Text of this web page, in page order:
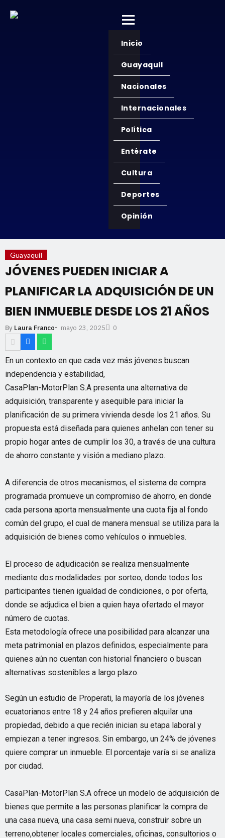
Inicio
Guayaquil
Nacionales
Internacionales
Política
Entérate
Cultura
Deportes
Opinión
Guayaquil
JÓVENES PUEDEN INICIAR A
PLANIFICAR LA ADQUISICIÓN DE UN
BIEN INMUEBLE DESDE LOS 21 AÑOS
By Laura Franco- mayo 23, 2025 0
En un contexto en que cada vez más jóvenes buscan
independencia y estabilidad,
CasaPlan-MotorPlan S.A presenta una alternativa de
adquisición, transparente y asequible para iniciar la
planificación de su primera vivienda desde los 21 años. Su
propuesta está diseñada para quienes anhelan con tener su
propio hogar antes de cumplir los 30, a través de una cultura
de ahorro constante y visión a mediano plazo.
A diferencia de otros mecanismos, el sistema de compra
programada promueve un compromiso de ahorro, en donde
cada persona aporta mensualmente una cuota fija al fondo
común del grupo, el cual de manera mensual se utiliza para la
adquisición de bienes como vehículos o inmuebles.
El proceso de adjudicación se realiza mensualmente
mediante dos modalidades: por sorteo, donde todos los
participantes tienen igualdad de condiciones, o por oferta,
donde se adjudica el bien a quien haya ofertado el mayor
número de cuotas.
Esta metodología ofrece una posibilidad para alcanzar una
meta patrimonial en plazos definidos, especialmente para
quienes aún no cuentan con historial financiero o buscan
alternativas sostenibles a largo plazo.
Según un estudio de Properati, la mayoría de los jóvenes
ecuatorianos entre 18 y 24 años prefieren alquilar una
propiedad, debido a que recién inician su etapa laboral y
empiezan a tener ingresos. Sin embargo, un 24% de jóvenes
quiere comprar un inmueble. El porcentaje varía si se analiza
por ciudad.
CasaPlan-MotorPlan S.A ofrece un modelo de adquisición de
bienes que permite a las personas planificar la compra de
una casa nueva, una casa semi nueva, construir sobre un
terreno,obtener locales comerciales, oficinas, consultorios o